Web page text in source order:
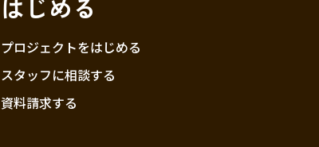
プロジェクトをはじめる
スタッフに相談する
資料請求する